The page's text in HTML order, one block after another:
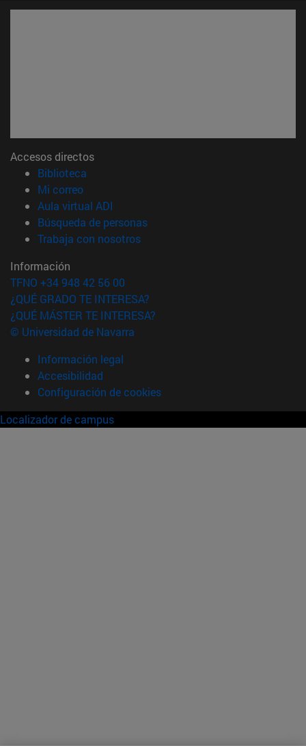
Accesos directos
Biblioteca
Mi correo(abre en nueva ventana)
Aula virtual ADI
Búsqueda de personas(abre en nueva ventana)
Trabaja con nosotros(abre en nueva ventana)
Información
TFNO +34 948 42 56 00
¿QUÉ GRADO TE INTERESA?
¿QUÉ MÁSTER TE INTERESA?
© Universidad de Navarra
Información legal
Accesibilidad
Configuración de cookies
Localizador de campus